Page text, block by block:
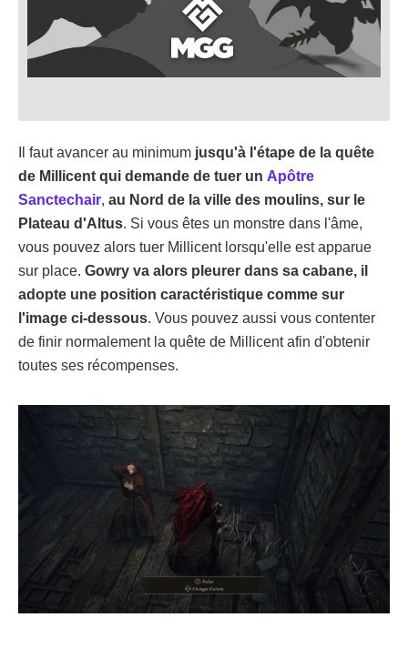
Il faut avancer au minimum jusqu'à l'étape de la quête
de Millicent qui demande de tuer un Apôtre
Sanctechair, au Nord de la ville des moulins, sur le
Plateau d'Altus. Si vous êtes un monstre dans l'âme,
vous pouvez alors tuer Millicent lorsqu'elle est apparue
sur place. Gowry va alors pleurer dans sa cabane, il
adopte une position caractéristique comme sur
l'image ci-dessous. Vous pouvez aussi vous contenter
de finir normalement la quête de Millicent afin d'obtenir
toutes ses récompenses.